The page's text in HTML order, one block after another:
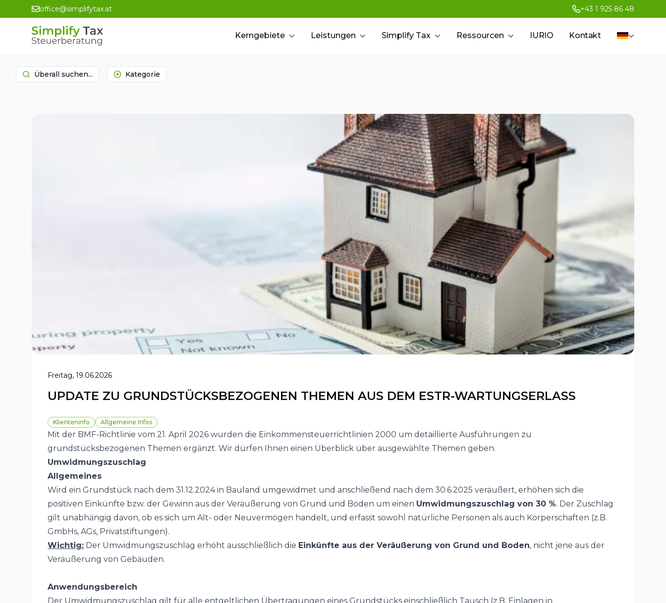
office@simplifytax.at +43 1 925 86 48
Kerngebiete Leistungen Simplify Tax Ressourcen IURIO Kontakt
Überall suchen... Kategorie
Freitag, 19.06.2026
UPDATE ZU GRUNDSTÜCKSBEZOGENEN THEMEN AUS DEM ESTR-WARTUNGSERLASS
Klienteninfo Allgemeine Infos
Mit der BMF-Richtlinie vom 21. April 2026 wurden die Einkommensteuerrichtlinien 2000 um detaillierte Ausführungen zu
grundstücksbezogenen Themen ergänzt. Wir dürfen Ihnen einen Überblick über ausgewählte Themen geben.
Umwidmungszuschlag
Allgemeines
Wird ein Grundstück nach dem 31.12.2024 in Bauland umgewidmet und anschließend nach dem 30.6.2025 veräußert, erhöhen sich die
positiven Einkünfte bzw. der Gewinn aus der Veräußerung von Grund und Boden um einen Umwidmungszuschlag von 30 %. Der Zuschlag
gilt unabhängig davon, ob es sich um Alt- oder Neuvermögen handelt, und erfasst sowohl natürliche Personen als auch Körperschaften (z.B.
GmbHs, AGs, Privatstiftungen).
Wichtig: Der Umwidmungszuschlag erhöht ausschließlich die Einkünfte aus der Veräußerung von Grund und Boden, nicht jene aus der
Veräußerung von Gebäuden.
Anwendungsbereich
Der Umwidmungszuschlag gilt für alle entgeltlichen Übertragungen eines Grundstücks einschließlich Tausch (z.B. Einlagen in